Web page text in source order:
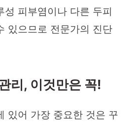
성 피부염이나 다른 두피
있으므로 전문가의 진단
리, 이것만은 꼭!
있어 가장 중요한 것은 꾸